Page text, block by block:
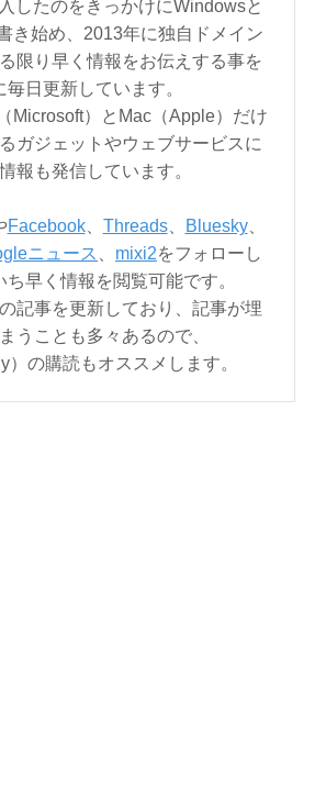
したのをきっかけにWindowsと
き始め、2013年に独自ドメイン
限り早く情報をお伝えする事を
毎日更新しています。
Microsoft）とMac（Apple）だけ
ガジェットやウェブサービスに
報も発信しています。
Facebook、 Threads、 Bluesky、
ニュース mixi2をフォローし
早く情報を閲覧可能です。
記事を更新しており、記事が埋
うことも多々あるので、
）の購読もオススメします。